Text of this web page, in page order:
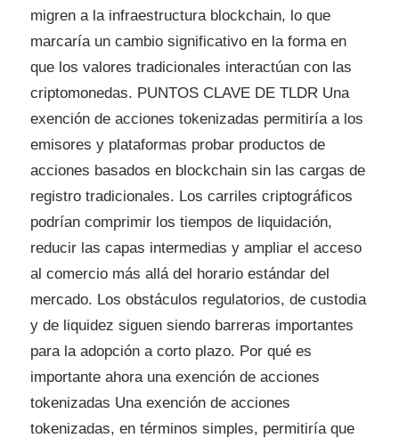
migren a la infraestructura blockchain, lo que
marcaría un cambio significativo en la forma en
que los valores tradicionales interactúan con las
criptomonedas. PUNTOS CLAVE DE TLDR Una
exención de acciones tokenizadas permitiría a los
emisores y plataformas probar productos de
acciones basados ​​en blockchain sin las cargas de
registro tradicionales. Los carriles criptográficos
podrían comprimir los tiempos de liquidación,
reducir las capas intermedias y ampliar el acceso
al comercio más allá del horario estándar del
mercado. Los obstáculos regulatorios, de custodia
y de liquidez siguen siendo barreras importantes
para la adopción a corto plazo. Por qué es
importante ahora una exención de acciones
tokenizadas Una exención de acciones
tokenizadas, en términos simples, permitiría que